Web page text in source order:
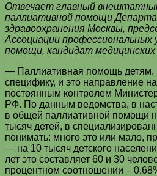
Отвечает главный
паллиативной помощи
здравоохранения Москвы,
Ассоциации профессиональных
помощи, кандидат медицинских
— Паллиативная помощь детям,
специфику, и это направление
постоянным контролем
РФ. По данным ведомства, в
в общей паллиативной помощи
тысяч детей, в
понимать: много это или мало,
— на 10 тысяч детского
лет это составляет 60 и 30
процентном соотношении –